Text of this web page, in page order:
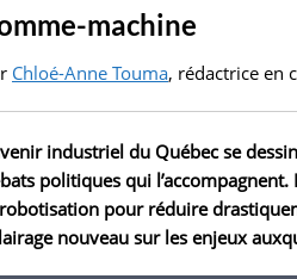
machine
Chloé-Anne Touma, rédactrice en
industriel du Québec se
politiques qui
pour réduire
nouveau sur les enjeux